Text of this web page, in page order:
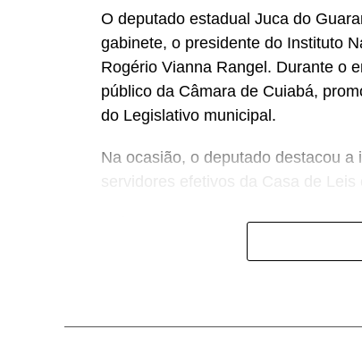
O deputado estadual Juca do
gabinete, o presidente do Instituto
Rogério Vianna Rangel. Durante o
público da Câmara de Cuiabá,
do Legislativo municipal.
Na ocasião, o deputado destacou
servidores efetivos da Casa de
“Nós deixamos uma marca de ter
a Câmara de Cuiabá, que é de
O concurso público foi realizado